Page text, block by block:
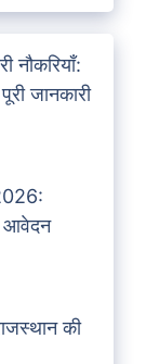
नौकरियाँ:
जानकारी
आवेदन
की